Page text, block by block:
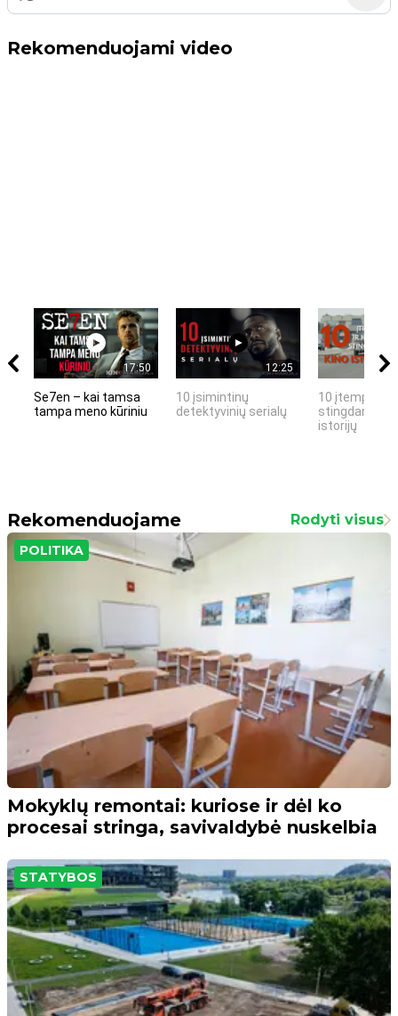
Rekomenduojami video
17:50
Se7en – kai tamsa
tampa meno kūriniu
12:25
10 įsimintinų
detektyvinių serialų
10 įtemptų,
stingdančių
istorijų
Rekomenduojame Rodyti visus
POLITIKA
Mokyklų remontai: kuriose ir dėl ko
procesai stringa, savivaldybė nuskelbia
STATYBOS